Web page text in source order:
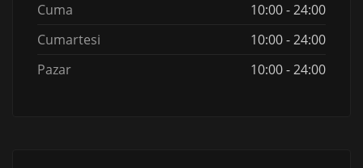
Cuma
10:00 - 24:00
Cumartesi
10:00 - 24:00
Pazar
10:00 - 24:00